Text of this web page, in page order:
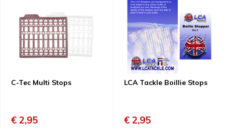
C-Tec Multi Stops
€ 2,95
LCA Tackle Boillie Stops
€ 2,95